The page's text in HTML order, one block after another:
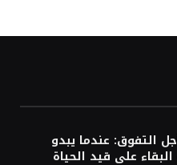
التفوق: عندما يبدو
البقاء على قيد الحياة